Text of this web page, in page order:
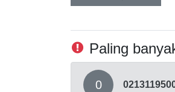
Paling
0